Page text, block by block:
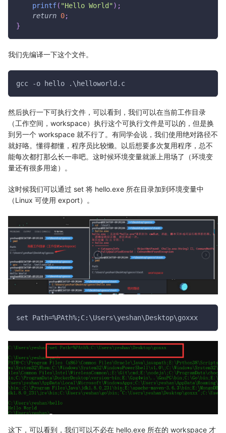
printf( "Hello World" ) ;
return 0;
}
我们先编译一下这个文件。
gcc -o hello .\helloworld.c
然后执行一下可执行文件，可以看到，我们可以在当前工作目录
（工作空间，workspace）执行这个可执行文件是可以的，但是换
到另一个 workspace 就不行了。有同学会说，我们使用绝对路径不
就好咯。懂得都懂，程序员比较懒。以后想要多次复用程序，总不
能每次都打那么长一串吧。这时候环境变量就派上用场了（环境变
量还有很多用途）。
这时候我们可以通过 set 将 hello.exe 所在目录加到环境变量中
（Linux 可使用 export）。
set Path=%PAth%;C:\Users\yeshan\Desktop\goxxx
这下，可以看到，我们可以不必在 hello.exe 所在的 workspace 才